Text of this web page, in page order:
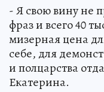
- Я свою вину не
фраз и всего 40
мизерная цена
себе, для
и полцарства
Екатерина.